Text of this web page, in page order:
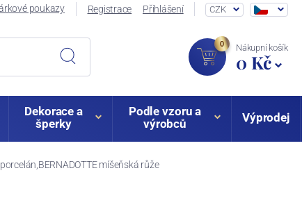
poukazy Registrace Přihlášení CZK
0 Nákupní košík
0 Kč
Dekorace a
šperky
Podle vzoru a
výrobců
Výprodej
míšeňská růže